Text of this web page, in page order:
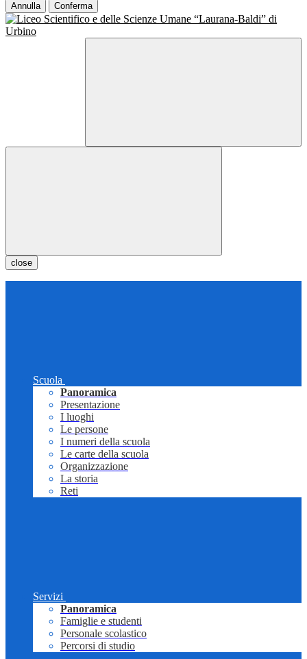
Annulla Conferma
close
Scuola
Panoramica
Presentazione
I luoghi
Le persone
I numeri della scuola
Le carte della scuola
Organizzazione
La storia
Reti
Servizi
Panoramica
Famiglie e studenti
Personale scolastico
Percorsi di studio